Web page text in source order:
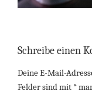
Schreibe einen
Deine E-Mail-
Felder sind mit *